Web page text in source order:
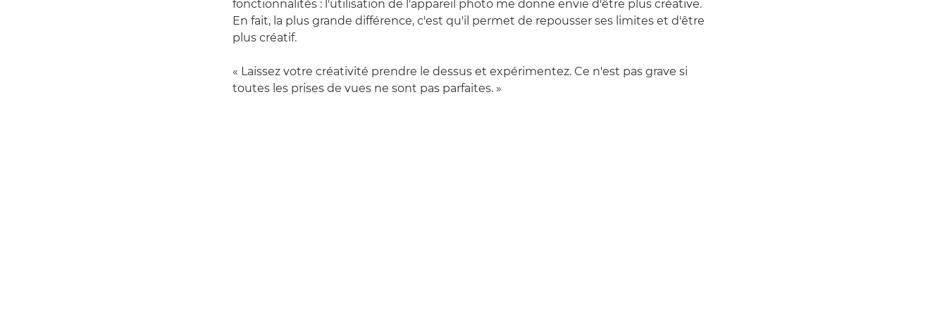
fonctionnalités : l'utilisation de l'appareil photo me donne envie d'être plus créative.
En fait, la plus grande différence, c'est qu'il permet de repousser ses limites et d'être
plus créatif.
« Laissez votre créativité prendre le dessus et expérimentez. Ce n'est pas grave si
toutes les prises de vues ne sont pas parfaites. »